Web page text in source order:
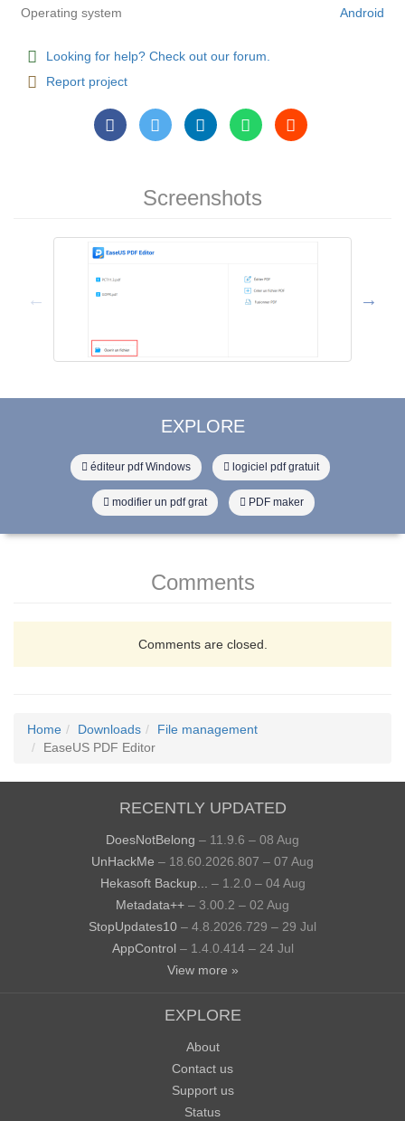
Operating system Android
Looking for help? Check out our forum.
Report project
Screenshots
EXPLORE
éditeur pdf Windows logiciel pdf gratuit
modifier un pdf grat PDF maker
Comments
Comments are closed.
Home Downloads
File management
EaseUS PDF Editor
RECENTLY UPDATED
DoesNotBelong – 11.9.6 – 08 Aug
UnHackMe – 18.60.2026.807 – 07 Aug
Hekasoft Backup...
– 1.2.0 – 04 Aug
Metadata++ – 3.00.2 – 02 Aug
StopUpdates10 – 4.8.2026.729 – 29 Jul
AppControl – 1.4.0.414 – 24 Jul
View more »
EXPLORE
About
Contact us
Support us
Status